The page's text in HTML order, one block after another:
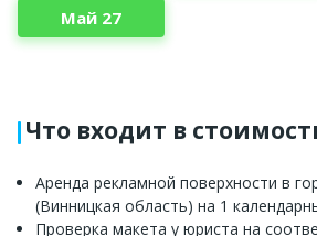
Май 27
Что входит в
Аренда рекламной поверхности в
(Винницкая область) на 1
Проверка макета у юриста на